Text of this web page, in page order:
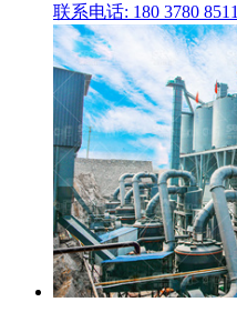
联系电话: 180 3780 8511